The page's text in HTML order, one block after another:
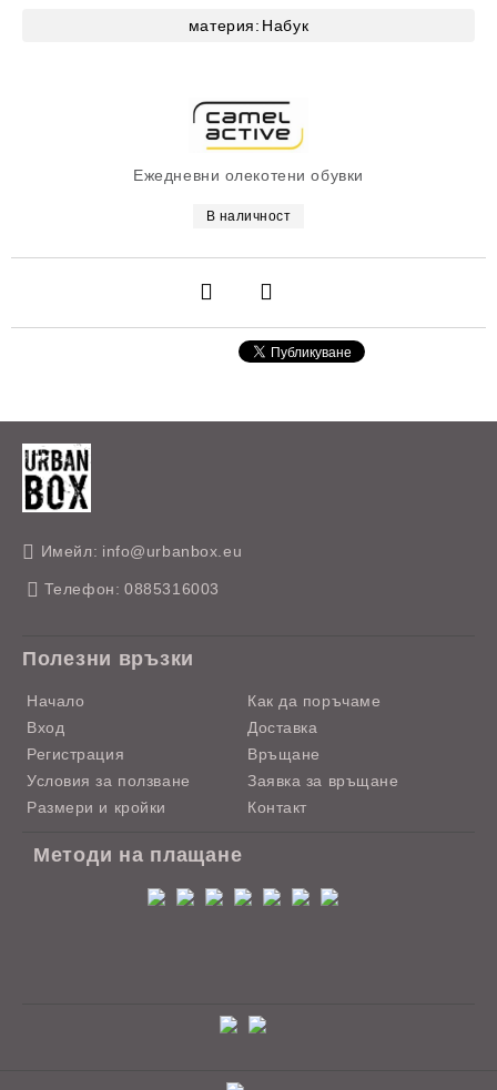
Ежедневни олекотени обувки
В наличност
материя: Набук
Имейл: info@urbanbox.eu
Телефон: 0885316003
Полезни връзки
Начало
Вход
Регистрация
Условия за ползване
Размери и кройки
Как да поръчаме
Доставка
Връщане
Заявка за връщане
Контакт
Методи на плащане